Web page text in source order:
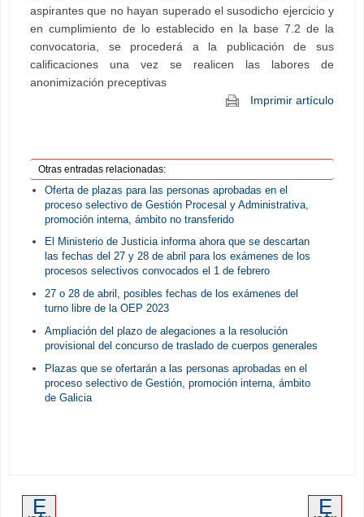
aspirantes que no hayan superado el susodicho ejercicio y
en cumplimiento de lo establecido en la base 7.2 de la
convocatoria, se procederá a la publicación de sus
calificaciones una vez se realicen las labores de
anonimización preceptivas
Imprimir artículo
Otras entradas relacionadas:
Oferta de plazas para las personas aprobadas en el
proceso selectivo de Gestión Procesal y Administrativa,
promoción interna, ámbito no transferido
El Ministerio de Justicia informa ahora que se descartan
las fechas del 27 y 28 de abril para los exámenes de los
procesos selectivos convocados el 1 de febrero
27 o 28 de abril, posibles fechas de los exámenes del
turno libre de la OEP 2023
Ampliación del plazo de alegaciones a la resolución
provisional del concurso de traslado de cuerpos generales
Plazas que se ofertarán a las personas aprobadas en el
proceso selectivo de Gestión, promoción interna, ámbito
de Galicia
E E